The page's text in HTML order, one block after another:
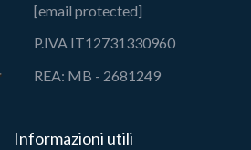
[email protected]
P.IVA IT12731330960
REA: MB - 2681249
Informazioni utili